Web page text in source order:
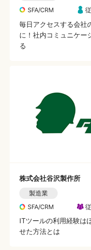
SFA/CRM
毎日アクセスする会社
に！社内コミュニケー
る
株式会社谷沢製作所
製造業
SFA/CRM
ITツールの利用経験は
せた方法とは